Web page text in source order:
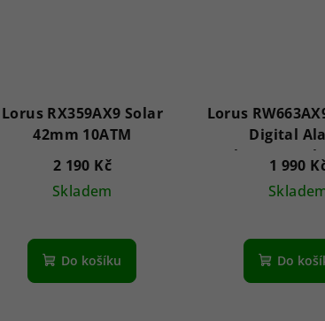
Lorus RX359AX9 Solar
42mm 10ATM
2 190 Kč
Skladem
Do košíku
Lorus
Digital
Chronograph
10ATM
1 990
Do